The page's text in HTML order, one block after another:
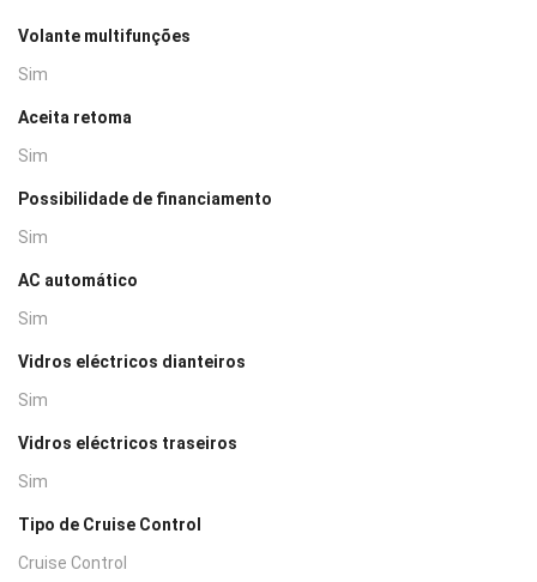
Volante multifunções
Sim
Aceita retoma
Sim
Possibilidade de financiamento
Sim
AC automático
Sim
Vidros eléctricos dianteiros
Sim
Vidros eléctricos traseiros
Sim
Tipo de Cruise Control
Cruise Control